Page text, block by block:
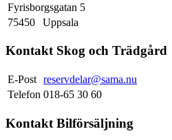
Fyrisborgsgatan 5
75450
Uppsala
Kontakt Skog och Trädgård
E-Post reservdelar@sama.nu
Telefon 018-65 30 60
Kontakt Bilförsäljning